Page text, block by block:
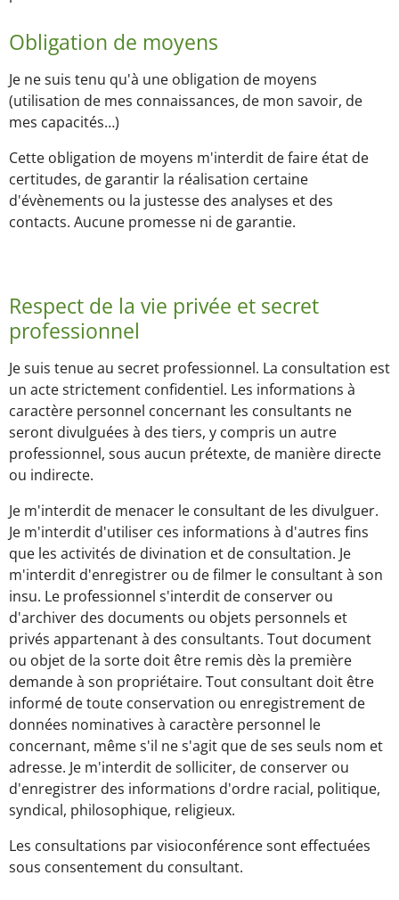
Obligation de moyens
Je ne suis tenu qu'à une obligation de moyens
(utilisation de mes connaissances, de mon savoir, de
mes capacités…)
Cette obligation de moyens m'interdit de faire état de
certitudes, de garantir la réalisation certaine
d'évènements ou la justesse des analyses et des
contacts. Aucune promesse ni de garantie.
Respect de la vie privée et secret
professionnel
Je suis tenue au secret professionnel. La consultation est
un acte strictement confidentiel. Les informations à
caractère personnel concernant les consultants ne
seront divulguées à des tiers, y compris un autre
professionnel, sous aucun prétexte, de manière directe
ou indirecte.
Je m'interdit de menacer le consultant de les divulguer.
Je m'interdit d'utiliser ces informations à d'autres fins
que les activités de divination et de consultation. Je
m'interdit d'enregistrer ou de filmer le consultant à son
insu. Le professionnel s'interdit de conserver ou
d'archiver des documents ou objets personnels et
privés appartenant à des consultants. Tout document
ou objet de la sorte doit être remis dès la première
demande à son propriétaire. Tout consultant doit être
informé de toute conservation ou enregistrement de
données nominatives à caractère personnel le
concernant, même s'il ne s'agit que de ses seuls nom et
adresse. Je m'interdit de solliciter, de conserver ou
d'enregistrer des informations d'ordre racial, politique,
syndical, philosophique, religieux.
Les consultations par visioconférence sont effectuées
sous consentement du consultant.